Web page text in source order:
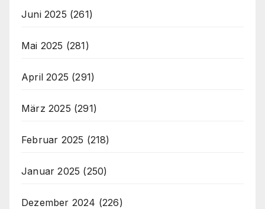
Juni 2025 (261)
Mai 2025 (281)
April 2025 (291)
März 2025 (291)
Februar 2025 (218)
Januar 2025 (250)
Dezember 2024 (226)